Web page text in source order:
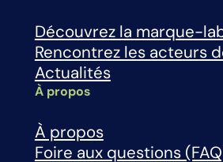
Découvrez la marque-
Rencontrez les acteurs
Actualités
À propos
À propos
Foire aux questions